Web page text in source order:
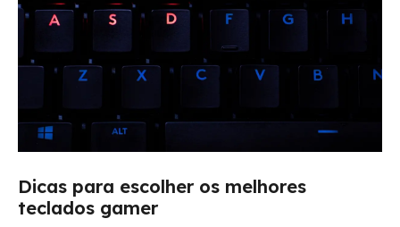
Dicas para escolher os melhores
teclados gamer